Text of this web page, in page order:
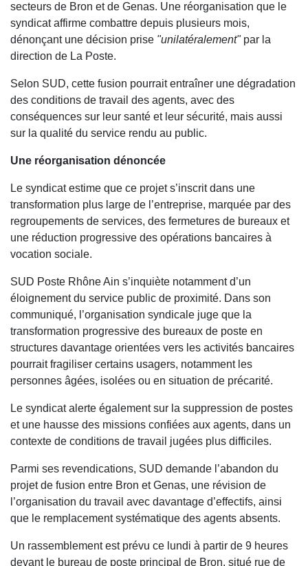
secteurs de Bron et de Genas. Une réorganisation que le
syndicat affirme combattre depuis plusieurs mois,
dénonçant une décision prise "unilatéralement"par la
direction de La Poste.
Selon SUD, cette fusion pourrait entraîner une dégradation
des conditions de travail des agents, avec des
conséquences sur leur santé et leur sécurité, mais aussi
sur la qualité du service rendu au public.
Une réorganisation dénoncée
Le syndicat estime que ce projet s’inscrit dans une
transformation plus large de l’entreprise, marquée par des
regroupements de services, des fermetures de bureaux et
une réduction progressive des opérations bancaires à
vocation sociale.
SUD Poste Rhône Ain s’inquiète notamment d’un
éloignement du service public de proximité. Dans son
communiqué, l’organisation syndicale juge que la
transformation progressive des bureaux de poste en
structures davantage orientées vers les activités bancaires
pourrait fragiliser certains usagers, notamment les
personnes âgées, isolées ou en situation de précarité.
Le syndicat alerte également sur la suppression de postes
et une hausse des missions confiées aux agents, dans un
contexte de conditions de travail jugées plus difficiles.
Parmi ses revendications, SUD demande l’abandon du
projet de fusion entre Bron et Genas, une révision de
l’organisation du travail avec davantage d’effectifs, ainsi
que le remplacement systématique des agents absents.
Un rassemblement est prévu ce lundi à partir de 9 heures
devant le bureau de poste principal de Bron, situé rue de